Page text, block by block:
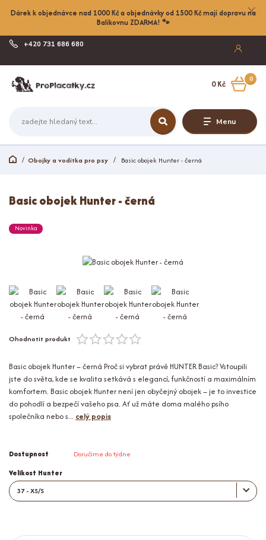
Dárek k objednávce nad 1000 Kč a objednávky od 1500 Kč mají dopravu na
Balíkovnu ZDARMA! 🐾
Menu
+420 731 686 680
0
0 Kč
Obojky a vodítka pro psy Basic obojek Hunter - černá
Basic obojek Hunter - černá
Novinka
Ohodnotit produkt
Basic obojek Hunter – černá Proč si vybrat právě HUNTER Basic? Vstoupili
jste do světa, kde se kvalita setkává s elegancí, funkčností a maximálním
komfortem. Basic obojek Hunter není jen obyčejný obojek – je to investice
do pohodlí a bezpečí vašeho psa. Ať už máte doma malého psího
společníka nebo s... celý popis
Dostupnost Doručíme do týdne
Velikost Hunter